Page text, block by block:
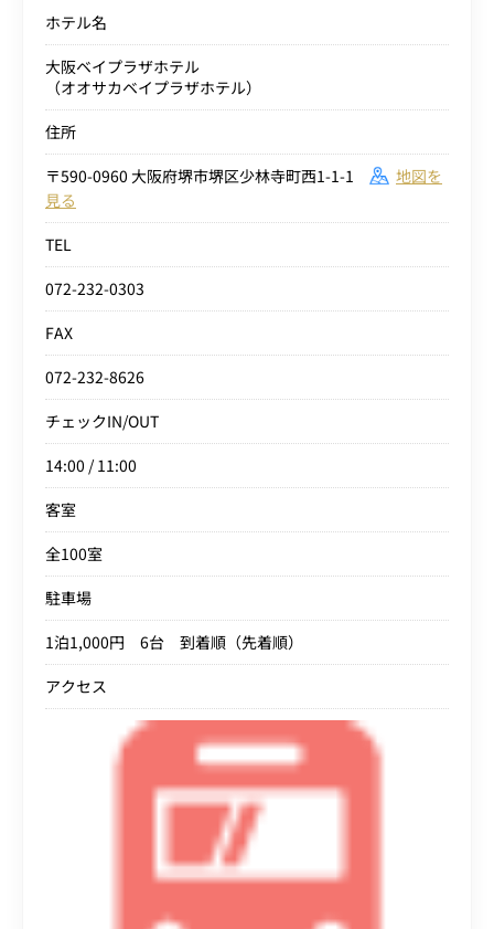
ホテル名
大阪ベイプラザホテル
（オオサカベイプラザホテル）
住所
〒590-0960 大阪府堺市堺区少林寺町西1-1-1
地図を
見る
TEL
072-232-0303
FAX
072-232-8626
チェックIN/OUT
14:00 / 11:00
客室
全100室
駐車場
1泊1,000円 6台 到着順（先着順）
アクセス